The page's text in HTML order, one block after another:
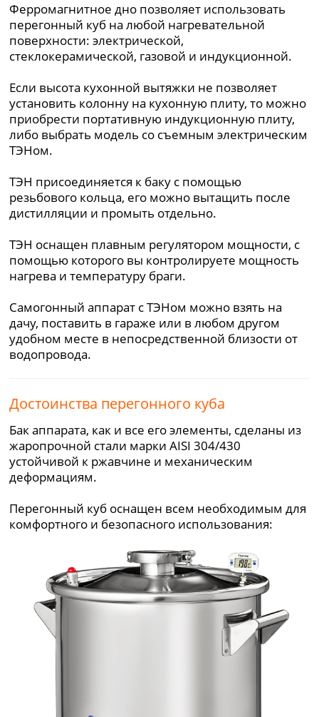
Ферромагнитное дно позволяет использовать
перегонный куб на любой нагревательной
поверхности: электрической,
стеклокерамической, газовой и индукционной.
Если высота кухонной вытяжки не позволяет
установить колонну на кухонную плиту, то можно
приобрести портативную индукционную плиту,
либо выбрать модель со съемным электрическим
ТЭНом.
ТЭН присоединяется к баку с помощью
резьбового кольца, его можно вытащить после
дистилляции и промыть отдельно.
ТЭН оснащен плавным регулятором мощности, с
помощью которого вы контролируете мощность
нагрева и температуру браги.
Самогонный аппарат с ТЭНом можно взять на
дачу, поставить в гараже или в любом другом
удобном месте в непосредственной близости от
водопровода.
Достоинства перегонного куба
Бак аппарата, как и все его элементы, сделаны из
жаропрочной стали марки AISI 304/430
устойчивой к ржавчине и механическим
деформациям.
Перегонный куб оснащен всем необходимым для
комфортного и безопасного использования: